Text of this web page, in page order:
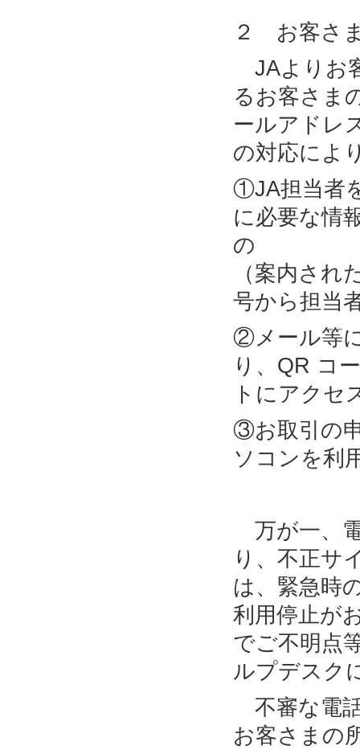
２ お客さ
JAよりお
るお客さま
ールアドレ
の対応によ
①JA担当者
に必要な情
の 部
（案内さ
号から担当
②メール等
り、QR コ
トにアクセ
③お取引の
ソコンを利
万が一、
り、不正サ
は、緊急時
利用停止が
でご不明点
ルプデスク
不審な電
お客さまの